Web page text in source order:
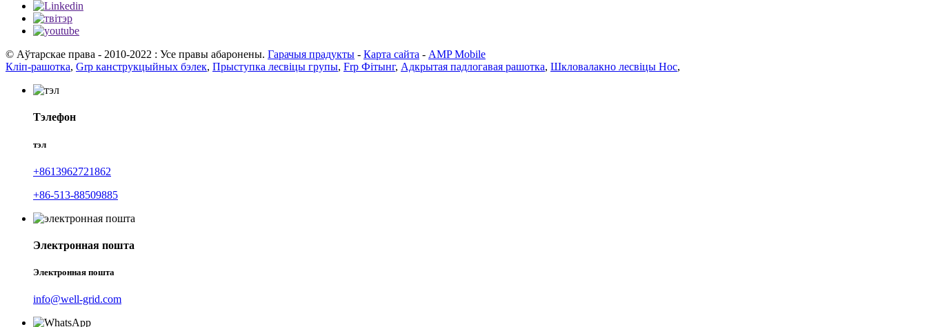
© Аўтарскае права - 2010-2022 : Усе правы абаронены. Гарачыя прадукты - Карта сайта - AMP Mobile
Кліп-рашотка, Grp канструкцыйных бэлек, Прыступка лесвіцы групы, Frp Фітынг, Адкрытая падлогавая рашотка, Шкловалакно лесвіцы Нос,
Тэлефон
тэл
+8613962721862
+86-513-88509885
Электронная пошта
Электронная пошта
info@well-grid.com